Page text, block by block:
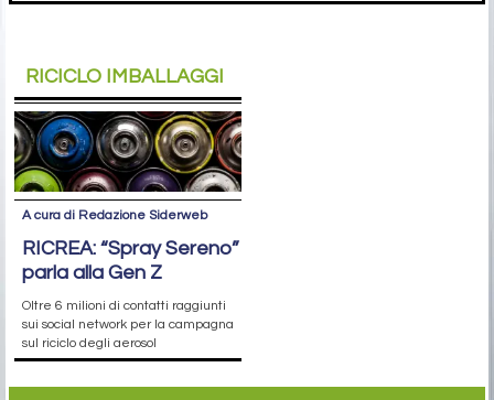
RICICLO IMBALLAGGI
A cura di Redazione Siderweb
RICREA: “Spray Sereno”
parla alla Gen Z
Oltre 6 milioni di contatti raggiunti
sui social network per la campagna
sul riciclo degli aerosol